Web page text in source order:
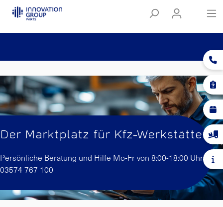
Der Marktplatz für Kfz-Werkstätten
Persönliche Beratung und Hilfe Mo-Fr von 8:00-18:00 Uhr:
03574 767 100